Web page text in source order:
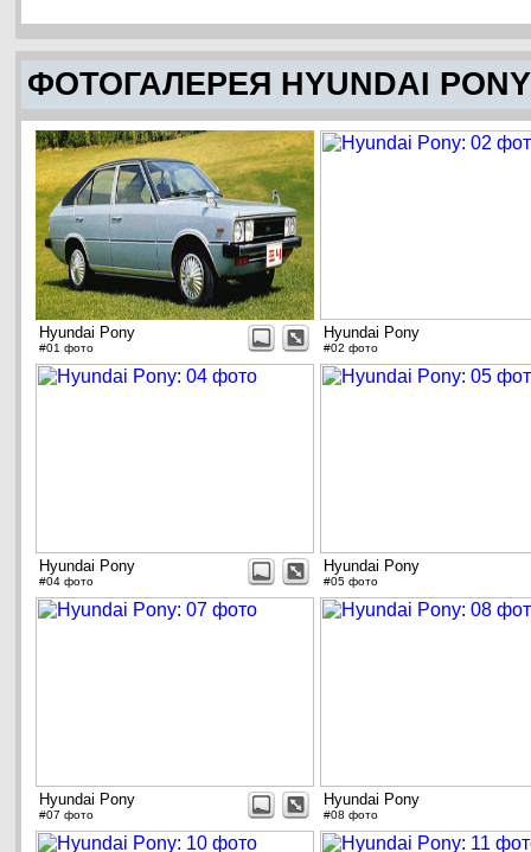
ФОТОГАЛЕРЕЯ HYUNDAI PONY
Hyundai Pony
#01 фото
Hyundai Pony
#02 фото
Hyundai Pony
#04 фото
Hyundai Pony
#05 фото
Hyundai Pony
#07 фото
Hyundai Pony
#08 фото